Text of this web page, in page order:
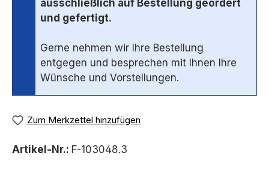
ausschließlich auf Bestellung geordert
und gefertigt.
Gerne nehmen wir Ihre Bestellung
entgegen und besprechen mit Ihnen Ihre
Wünsche und Vorstellungen.
Zum Merkzettel hinzufügen
Artikel-Nr.: F-103048.3